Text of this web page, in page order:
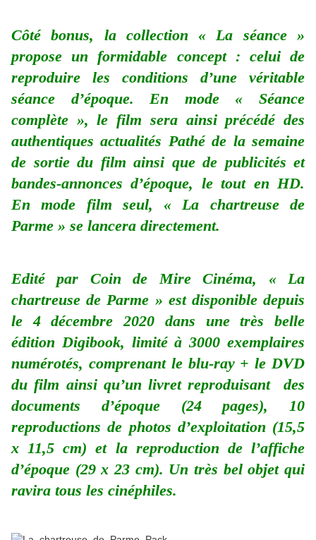
Côté bonus, la collection « La séance »
propose un formidable concept : celui de
reproduire les conditions d’une véritable
séance d’époque. En mode « Séance
complète », le film sera ainsi précédé des
authentiques actualités Pathé de la semaine
de sortie du film ainsi que de publicités et
bandes-annonces d’époque, le tout en HD.
En mode film seul, « La chartreuse de
Parme » se lancera directement.
Edité par Coin de Mire Cinéma, « La
chartreuse de Parme » est disponible depuis
le 4 décembre 2020 dans une très belle
édition Digibook, limité à 3000 exemplaires
numérotés, comprenant le blu-ray + le DVD
du film ainsi qu’un livret reproduisant des
documents d’époque (24 pages), 10
reproductions de photos d’exploitation (15,5
x 11,5 cm) et la reproduction de l’affiche
d’époque (29 x 23 cm). Un très bel objet qui
ravira tous les cinéphiles.